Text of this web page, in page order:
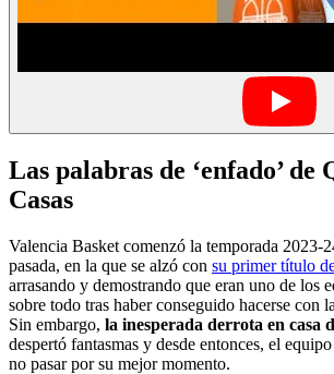
Las palabras de ‘enfado’ de
Casas
Valencia Basket comenzó la temporada 2023-
pasada, en la que se alzó con su primer título
arrasando y demostrando que eran uno de los
sobre todo tras haber conseguido hacerse con
Sin embargo, la inesperada derrota en casa
despertó fantasmas y desde entonces, el
no pasar por su mejor momento.